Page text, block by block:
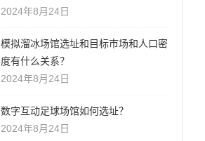
2024年8月24日
模拟溜冰场馆选址和目标市场和人口密
度有什么关系？
2024年8月24日
数字互动足球场馆如何选址？
2024年8月24日